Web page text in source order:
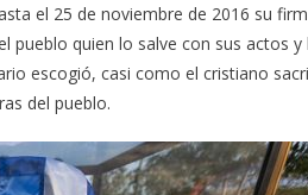
el 25 de noviembre de 2016 su
pueblo quien lo salve con sus actos
escogió, casi como el cristiano
del pueblo.